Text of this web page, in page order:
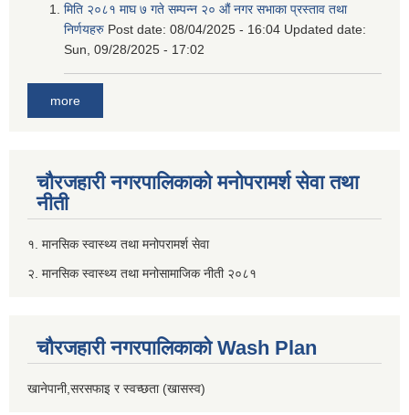
मिति २०८१ माघ ७ गते सम्पन्न २० औं नगर सभाका प्रस्ताव तथा
निर्णयहरु Post date: 08/04/2025 - 16:04 Updated date:
Sun, 09/28/2025 - 17:02
more
चौरजहारी नगरपालिकाको मनोपरामर्श सेवा तथा
नीती
१. मानसिक स्वास्थ्य तथा मनोपरामर्श सेवा
२. मानसिक स्वास्थ्य तथा मनोसामाजिक नीती २०८१
चौरजहारी नगरपालिकाको Wash Plan
खानेपानी,सरसफाइ र स्वच्छता (खासस्व)